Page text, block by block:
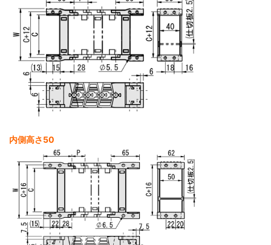
内側高さ50